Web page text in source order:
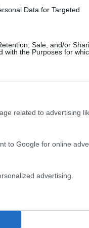
Data for Targeted
Sale, and/or
with the Purposes for
related to advertising
to Google for online
advertising.
στον
άλλαξε λωρίδα